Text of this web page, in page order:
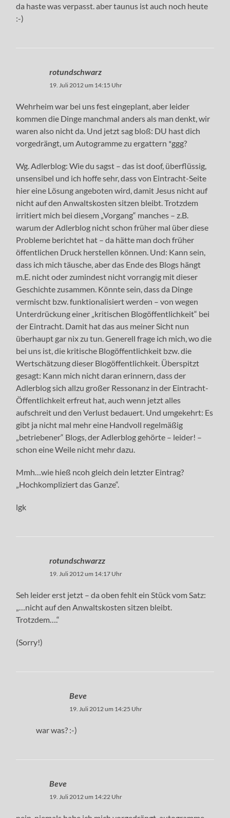
da haste was verpasst. aber taunus ist auch noch heute
:-)
rotundschwarz
19. Juli 2012 um 14:15 Uhr
Wehrheim war bei uns fest eingeplant, aber leider
kommen die Dinge manchmal anders als man denkt, wir
waren also nicht da. Und jetzt sag bloß: DU hast dich
vorgedrängt, um Autogramme zu ergattern *ggg?
Wg. Adlerblog: Wie du sagst – das ist doof, überflüssig,
unsensibel und ich hoffe sehr, dass von Eintracht-Seite
hier eine Lösung angeboten wird, damit Jesus nicht auf
nicht auf den Anwaltskosten sitzen bleibt. Trotzdem
irritiert mich bei diesem „Vorgang“ manches – z.B.
warum der Adlerblog nicht schon früher mal über diese
Probleme berichtet hat – da hätte man doch früher
öffentlichen Druck herstellen können. Und: Kann sein,
dass ich mich täusche, aber das Ende des Blogs hängt
m.E. nicht oder zumindest nicht vorrangig mit dieser
Geschichte zusammen. Könnte sein, dass da Dinge
vermischt bzw. funktionalisiert werden – von wegen
Unterdrückung einer „kritischen Blogöffentlichkeit“ bei
der Eintracht. Damit hat das aus meiner Sicht nun
überhaupt gar nix zu tun. Generell frage ich mich, wo die
bei uns ist, die kritische Blogöffentlichkeit bzw. die
Wertschätzung dieser Blogöffentlichkeit. Überspitzt
gesagt: Kann mich nicht daran erinnern, dass der
Adlerblog sich allzu großer Ressonanz in der Eintracht-
Öffentlichkeit erfreut hat, auch wenn jetzt alles
aufschreit und den Verlust bedauert. Und umgekehrt: Es
gibt ja nicht mal mehr eine Handvoll regelmäßig
„betriebener“ Blogs, der Adlerblog gehörte – leider! –
schon eine Weile nicht mehr dazu.
Mmh…wie hieß ncoh gleich dein letzter Eintrag?
„Hochkompliziert das Ganze“.
lgk
rotundschwarzz
19. Juli 2012 um 14:17 Uhr
Seh leider erst jetzt – da oben fehlt ein Stück vom Satz:
„…nicht auf den Anwaltskosten sitzen bleibt.
Trotzdem….“
(Sorry!)
Beve
19. Juli 2012 um 14:25 Uhr
war was? :-)
Beve
19. Juli 2012 um 14:22 Uhr